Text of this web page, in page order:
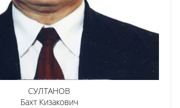
СУЛТАНОВ
Бахт Кизакович